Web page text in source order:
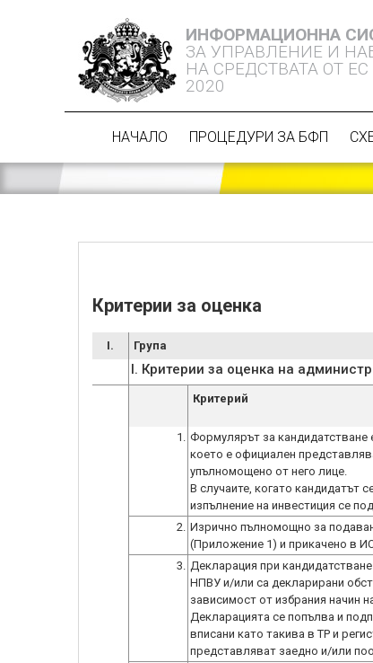
ИНФОРМАЦИОННА
ЗА УПРАВЛЕНИЕ И
НА СРЕДСТВАТА ОТ
2020
НАЧАЛО ПРОЦЕДУРИ ЗА БФП
Критерии за оценка
I. Група
I. Критерии за оценка на
Критерий
1. Формулярът за кандидатстване
което е официален
упълномощено от него лице.
В случаите, когато кандидатът
изпълнение на инвестиция се
2. Изрично пълномощно за
(Приложение 1) и прикачено в
3. Декларация при
НПВУ и/или са декларирани
зависимост от избрания начин
Декларацията се попълва и
вписани като такива в ТР и
представляват заедно и/или